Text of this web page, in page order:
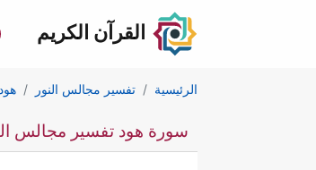
القرآن الكريم
الرئيسية تفسير مجالس النور هود
سورة هود تفسير مجالس النور